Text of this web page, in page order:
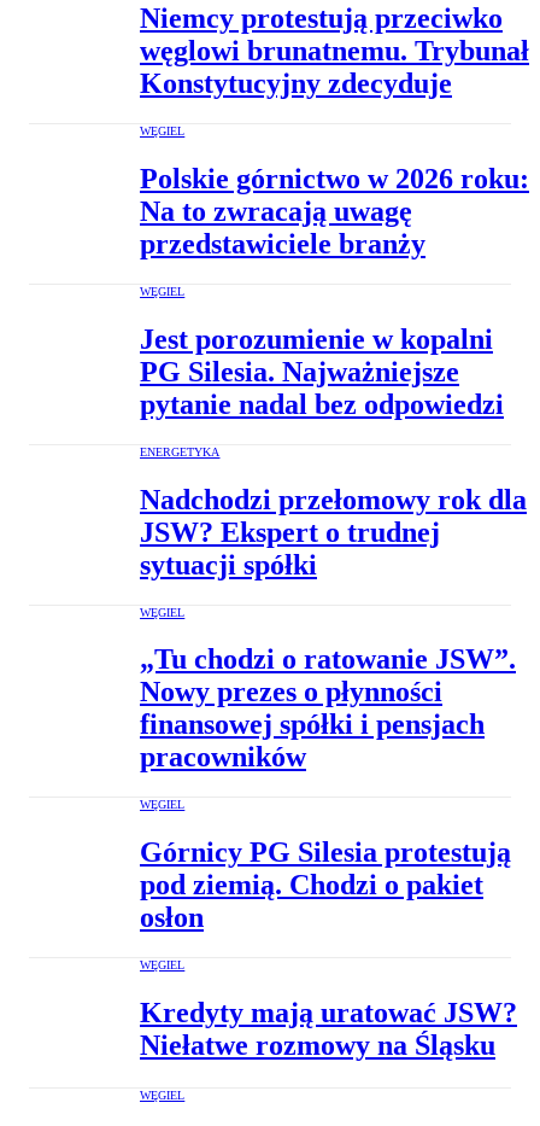
Niemcy protestują przeciwko
węglowi brunatnemu. Trybunał
Konstytucyjny zdecyduje
WĘGIEL
Polskie górnictwo w 2026 roku:
Na to zwracają uwagę
przedstawiciele branży
WĘGIEL
Jest porozumienie w kopalni
PG Silesia. Najważniejsze
pytanie nadal bez odpowiedzi
ENERGETYKA
Nadchodzi przełomowy rok dla
JSW? Ekspert o trudnej
sytuacji spółki
WĘGIEL
„Tu chodzi o ratowanie JSW”.
Nowy prezes o płynności
finansowej spółki i pensjach
pracowników
WĘGIEL
Górnicy PG Silesia protestują
pod ziemią. Chodzi o pakiet
osłon
WĘGIEL
Kredyty mają uratować JSW?
Niełatwe rozmowy na Śląsku
WĘGIEL